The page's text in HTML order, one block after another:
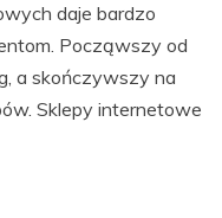
daje bardzo
Począwszy od
a skończywszy na
Sklepy internetowe